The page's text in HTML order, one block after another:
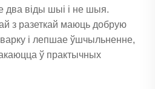
два віды шыі і не шыя.
з разеткай маюць добрую
і лепшае ўшчыльненне,
ў практычных